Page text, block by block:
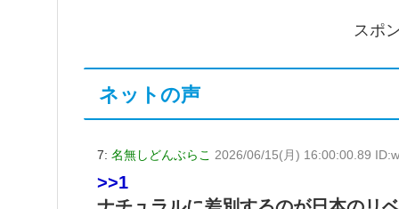
スポ
ネットの声
7: 名無しどんぶらこ 2026/06/15(月) 16:00:00.89
>>1